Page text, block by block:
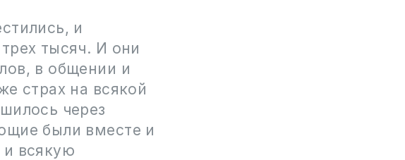
и
тысяч. И они
в общении и
страх на всякой
через
были вместе и
всякую